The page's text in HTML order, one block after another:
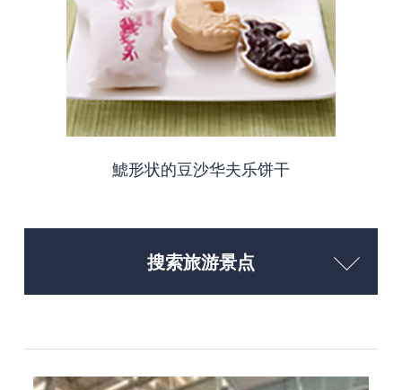
鯱形状的豆沙华夫乐饼干
搜索旅游景点